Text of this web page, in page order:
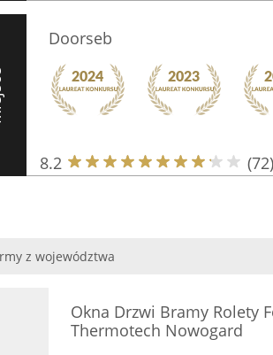
Doorseb
8.2 (72)
z województwa
Okna Drzwi Bramy Rolety
Thermotech Nowogard